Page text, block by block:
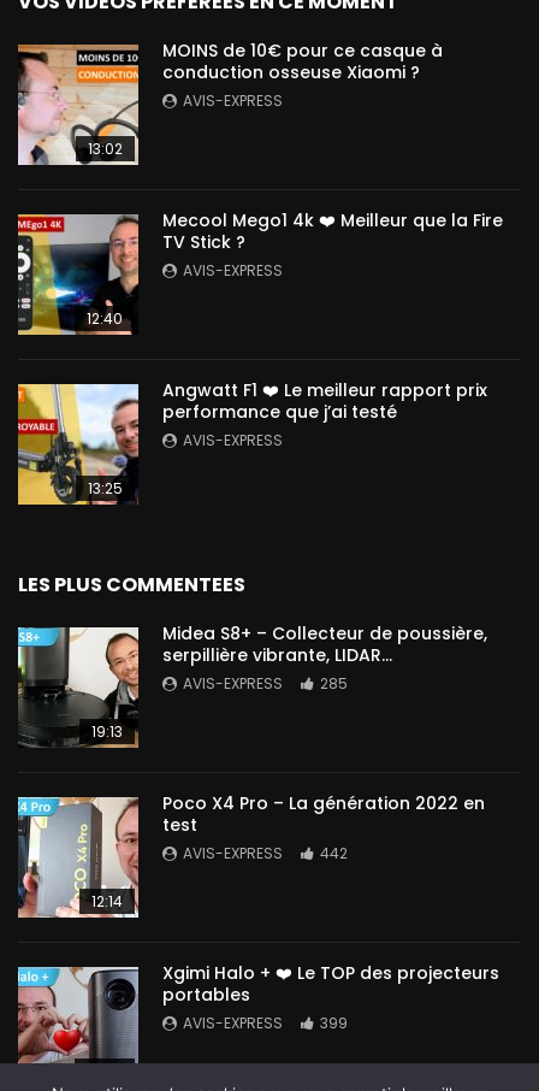
13:02
MOINS de 10€ pour ce casque à
conduction osseuse Xiaomi ?
AVIS-EXPRESS
12:40
Mecool Mego1 4k ❤️ Meilleur que la Fire
TV Stick ?
AVIS-EXPRESS
13:25
Angwatt F1 ❤️ Le meilleur rapport prix
performance que j’ai testé
AVIS-EXPRESS
LES PLUS COMMENTEES
19:13
Midea S8+ – Collecteur de poussière,
serpillière vibrante, LIDAR…
AVIS-EXPRESS 285
12:14
Poco X4 Pro – La génération 2022 en
test
AVIS-EXPRESS 442
Xgimi Halo + ❤️ Le TOP des projecteurs
portables
AVIS-EXPRESS 399